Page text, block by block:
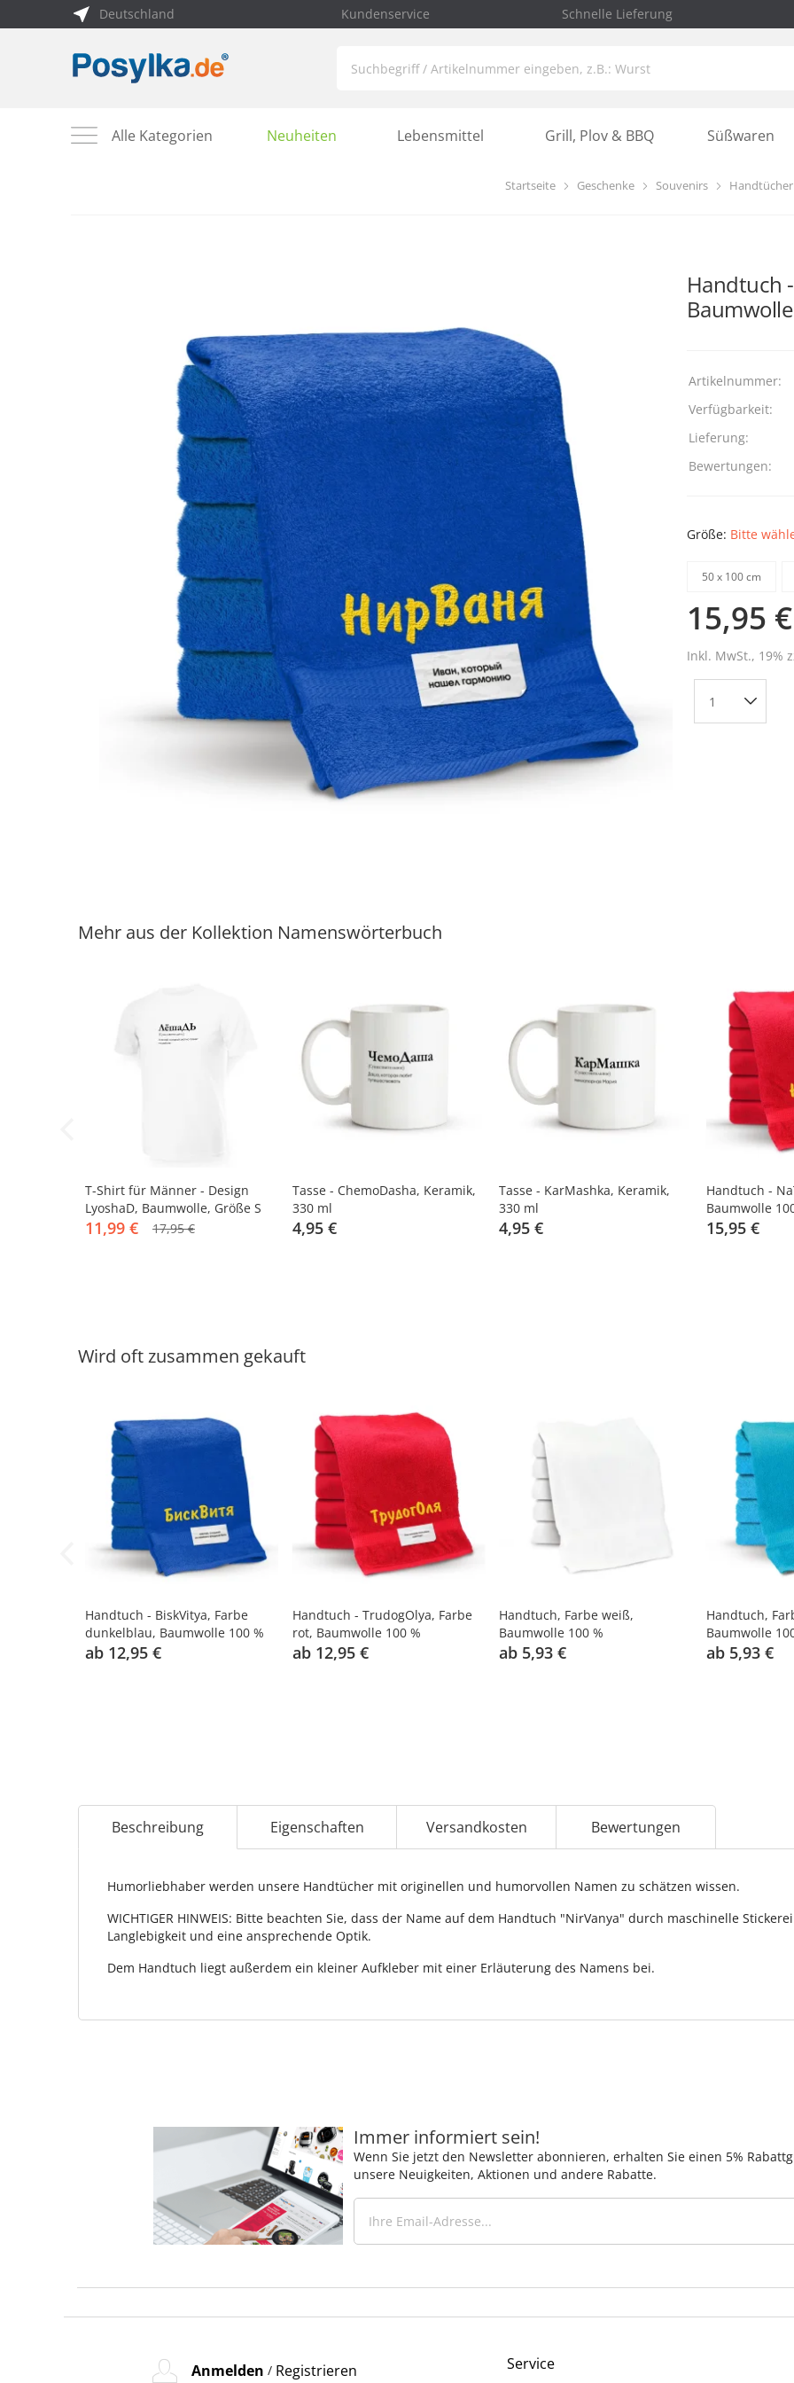
Deutschland Kundenservice Schnelle Lieferung
Alle Kategorien Neuheiten Lebensmittel Grill, Plov & BBQ Süßwaren
Startseite Geschenke Souvenirs Handtücher
Handtuch
Artikelnummer:
Verfügbarkeit:
Lieferung:
Bewertungen:
Größe: Bitte
50 х 100 cm
15,95 €
Inkl. MwSt., 19%
Mehr aus der Kollektion Namenswörterbuch
-33%
T-Shirt für Männer - Design
LyoshaD, Baumwolle, Größe S
11,99 € 17,95 €
Tasse - ChemoDasha, Keramik,
330 ml
4,95 €
Tasse - KarMashka, Keramik,
330 ml
4,95 €
Handtuch -
Baumwolle
15,95 €
Wird oft zusammen gekauft
Handtuch - BiskVitya, Farbe
dunkelblau, Baumwolle 100 %
ab 12,95 €
Handtuch - TrudogOlya, Farbe
rot, Baumwolle 100 %
ab 12,95 €
Handtuch, Farbe weiß,
Baumwolle 100 %
ab 5,93 €
Handtuch,
Baumwolle
ab 5,93 €
Beschreibung Eigenschaften Versandkosten Bewertungen
Humorliebhaber werden unsere Handtücher mit originellen und humorvollen Namen zu schätzen wissen.
WICHTIGER HINWEIS: Bitte beachten Sie, dass der Name auf dem Handtuch "NirVanya" durch maschinelle
Langlebigkeit und eine ansprechende Optik.
Dem Handtuch liegt außerdem ein kleiner Aufkleber mit einer Erläuterung des Namens bei.
Immer informiert sein!
Wenn Sie jetzt den Newsletter abonnieren, erhalten Sie einen 5%
unsere Neuigkeiten, Aktionen und andere Rabatte.
Anmelden / Registrieren Service